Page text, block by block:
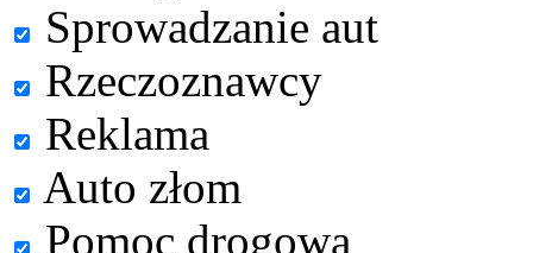
Sprowadzanie aut
Rzeczoznawcy
Reklama
Auto złom
Pomoc drogowa